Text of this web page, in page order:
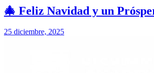
🎄 Feliz Navidad y un
25 diciembre, 2025